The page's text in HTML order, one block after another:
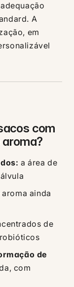
A
em
com
a área de
ainda
de
de
com